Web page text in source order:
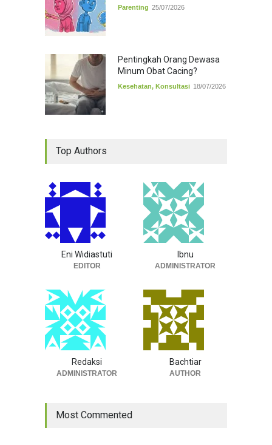
Parenting 25/07/2026
Pentingkah Orang Dewasa
Minum Obat Cacing?
Kesehatan, Konsultasi 18/07/2026
Top Authors
Eni Widiastuti
EDITOR
Ibnu
ADMINISTRATOR
Redaksi
ADMINISTRATOR
Bachtiar
AUTHOR
Most Commented